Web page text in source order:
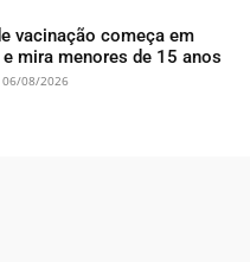
vacinação começa em
mira menores de 15 anos
06/08/2026